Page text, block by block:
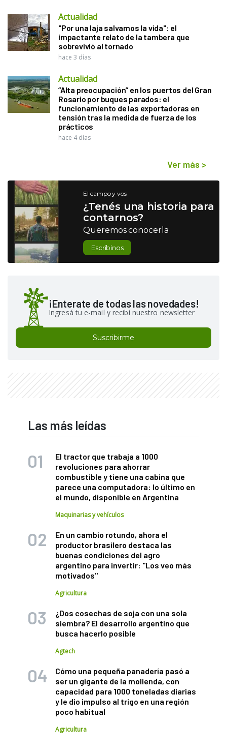
Actualidad
"Por una laja salvamos la vida": el
impactante relato de la tambera que
sobrevivió al tornado
hace 3 días
Actualidad
“Alta preocupación” en los puertos del Gran
Rosario por buques parados: el
funcionamiento de las exportadoras en
tensión tras la medida de fuerza de los
prácticos
hace 4 días
Ver más >
El campo y vos
¿Tenés una historia para
contarnos?
Queremos conocerla
Escribinos
¡Enterate de todas las novedades!
Ingresá tu e-mail y recibí nuestro newsletter
Suscribirme
Las más leídas
El tractor que trabaja a 1000
revoluciones para ahorrar
combustible y tiene una cabina que
parece una computadora: lo último en
el mundo, disponible en Argentina
Maquinarias y vehículos
En un cambio rotundo, ahora el
productor brasilero destaca las
buenas condiciones del agro
argentino para invertir: "Los veo más
motivados"
Agricultura
¿Dos cosechas de soja con una sola
siembra? El desarrollo argentino que
busca hacerlo posible
Agtech
Cómo una pequeña panadería pasó a
ser un gigante de la molienda, con
capacidad para 1000 toneladas diarias
y le dio impulso al trigo en una región
poco habitual
Agricultura